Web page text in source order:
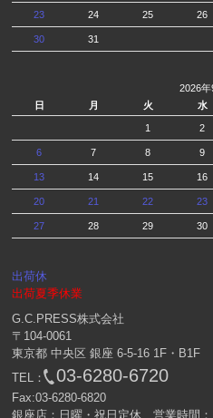
23 24 25 26
30 31
2026年
日
月 火 水
1 2
6 7 8 9
13 14 15 16
20 21 22 23
27 28 29 30
出荷休
出荷夏季休業
G.C.PRESS株式会社
〒104-0061
東京都 中央区 銀座 6-5-16 1F・B1F
TEL：
03-6280-6720
Fax:03-6280-6820
銀座店：日曜・祝日定休 営業時間：